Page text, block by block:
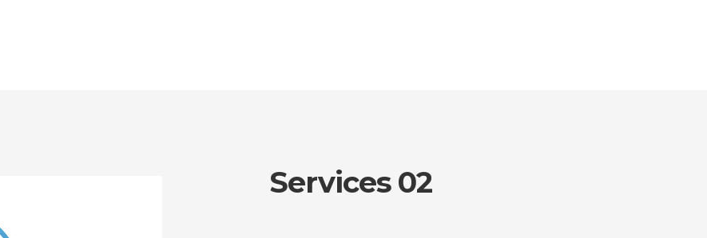
Services 02